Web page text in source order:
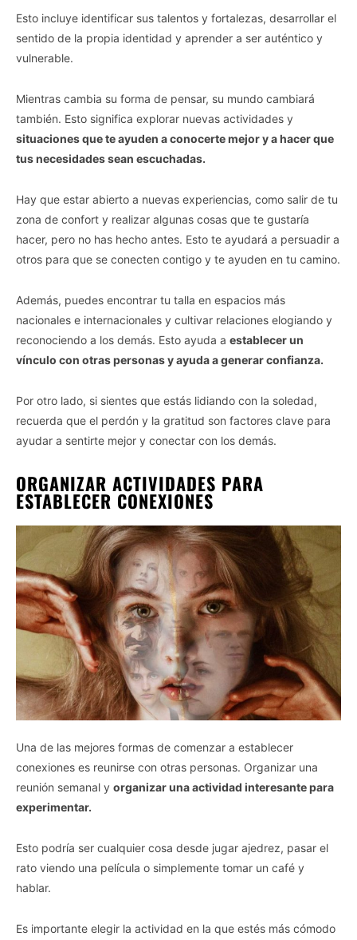
Esto incluye identificar sus talentos y fortalezas, desarrollar el
sentido de la propia identidad y aprender a ser auténtico y
vulnerable.
Mientras cambia su forma de pensar, su mundo cambiará
también. Esto significa explorar nuevas actividades y
situaciones que te ayuden a conocerte mejor y a hacer que
tus necesidades sean escuchadas.
Hay que estar abierto a nuevas experiencias, como salir de tu
zona de confort y realizar algunas cosas que te gustaría
hacer, pero no has hecho antes. Esto te ayudará a persuadir a
otros para que se conecten contigo y te ayuden en tu camino.
Además, puedes encontrar tu talla en espacios más
nacionales e internacionales y cultivar relaciones elogiando y
reconociendo a los demás. Esto ayuda a establecer un
vínculo con otras personas y ayuda a generar confianza.
Por otro lado, si sientes que estás lidiando con la soledad,
recuerda que el perdón y la gratitud son factores clave para
ayudar a sentirte mejor y conectar con los demás.
ORGANIZAR ACTIVIDADES PARA
ESTABLECER CONEXIONES
Una de las mejores formas de comenzar a establecer
conexiones es reunirse con otras personas. Organizar una
reunión semanal y organizar una actividad interesante para
experimentar.
Esto podría ser cualquier cosa desde jugar ajedrez, pasar el
rato viendo una película o simplemente tomar un café y
hablar.
Es importante elegir la actividad en la que estés más cómodo